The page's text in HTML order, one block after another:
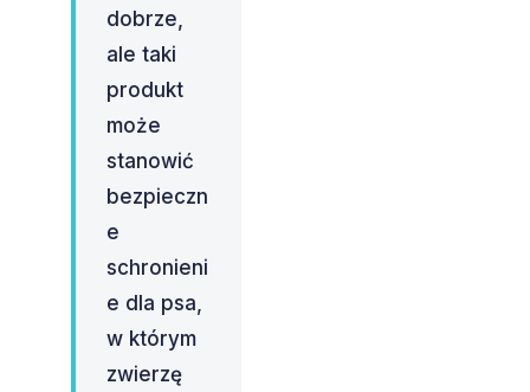
dobrze,
ale taki
produkt
może
stanowić
bezpieczn
e
schronieni
e dla psa,
w którym
zwierzę